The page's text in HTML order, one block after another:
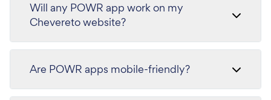
Will any POWR app work on my
Chevereto website?
Are POWR apps mobile-friendly?